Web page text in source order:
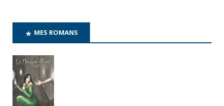
MES ROMANS